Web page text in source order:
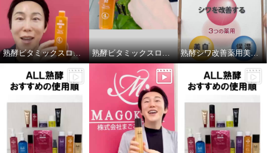
熟酵ビタミックスローションDX 熟酵ビタミックスローションDX テクスチャー紹介 熟酵シワ改善薬用美白セラム